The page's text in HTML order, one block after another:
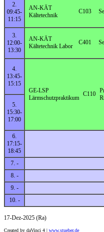
2.
09:45-
11:15
AN-KÄT
Kältetechnik
C103
3.
12:00-
13:30
AN-KÄT
Kältetechnik Labor
C401
4.
13:45-
15:15
GE-LSP
Lärmschutzpraktikum
C110
5.
15:30-
17:00
6.
17:15-
18:45
7. -
8. -
9. -
10. -
17-Dez-2025 (Ra)
Created by daVinci 4 | www.stueber.de